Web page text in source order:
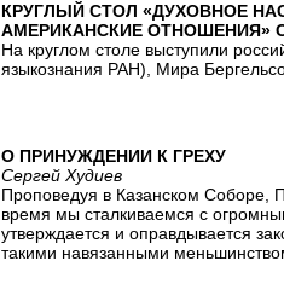
КРУГЛЫЙ СТОЛ «ДУХОВНОЕ
АМЕРИКАНСКИЕ ОТНОШЕНИЯ»
На круглом столе выступили
языкознания РАН), Мира
О ПРИНУЖДЕНИИ К ГРЕХУ
Сергей Худиев
Проповедуя в Казанском Соборе,
время мы сталкиваемся с
утверждается и оправдывается
такими навязанными